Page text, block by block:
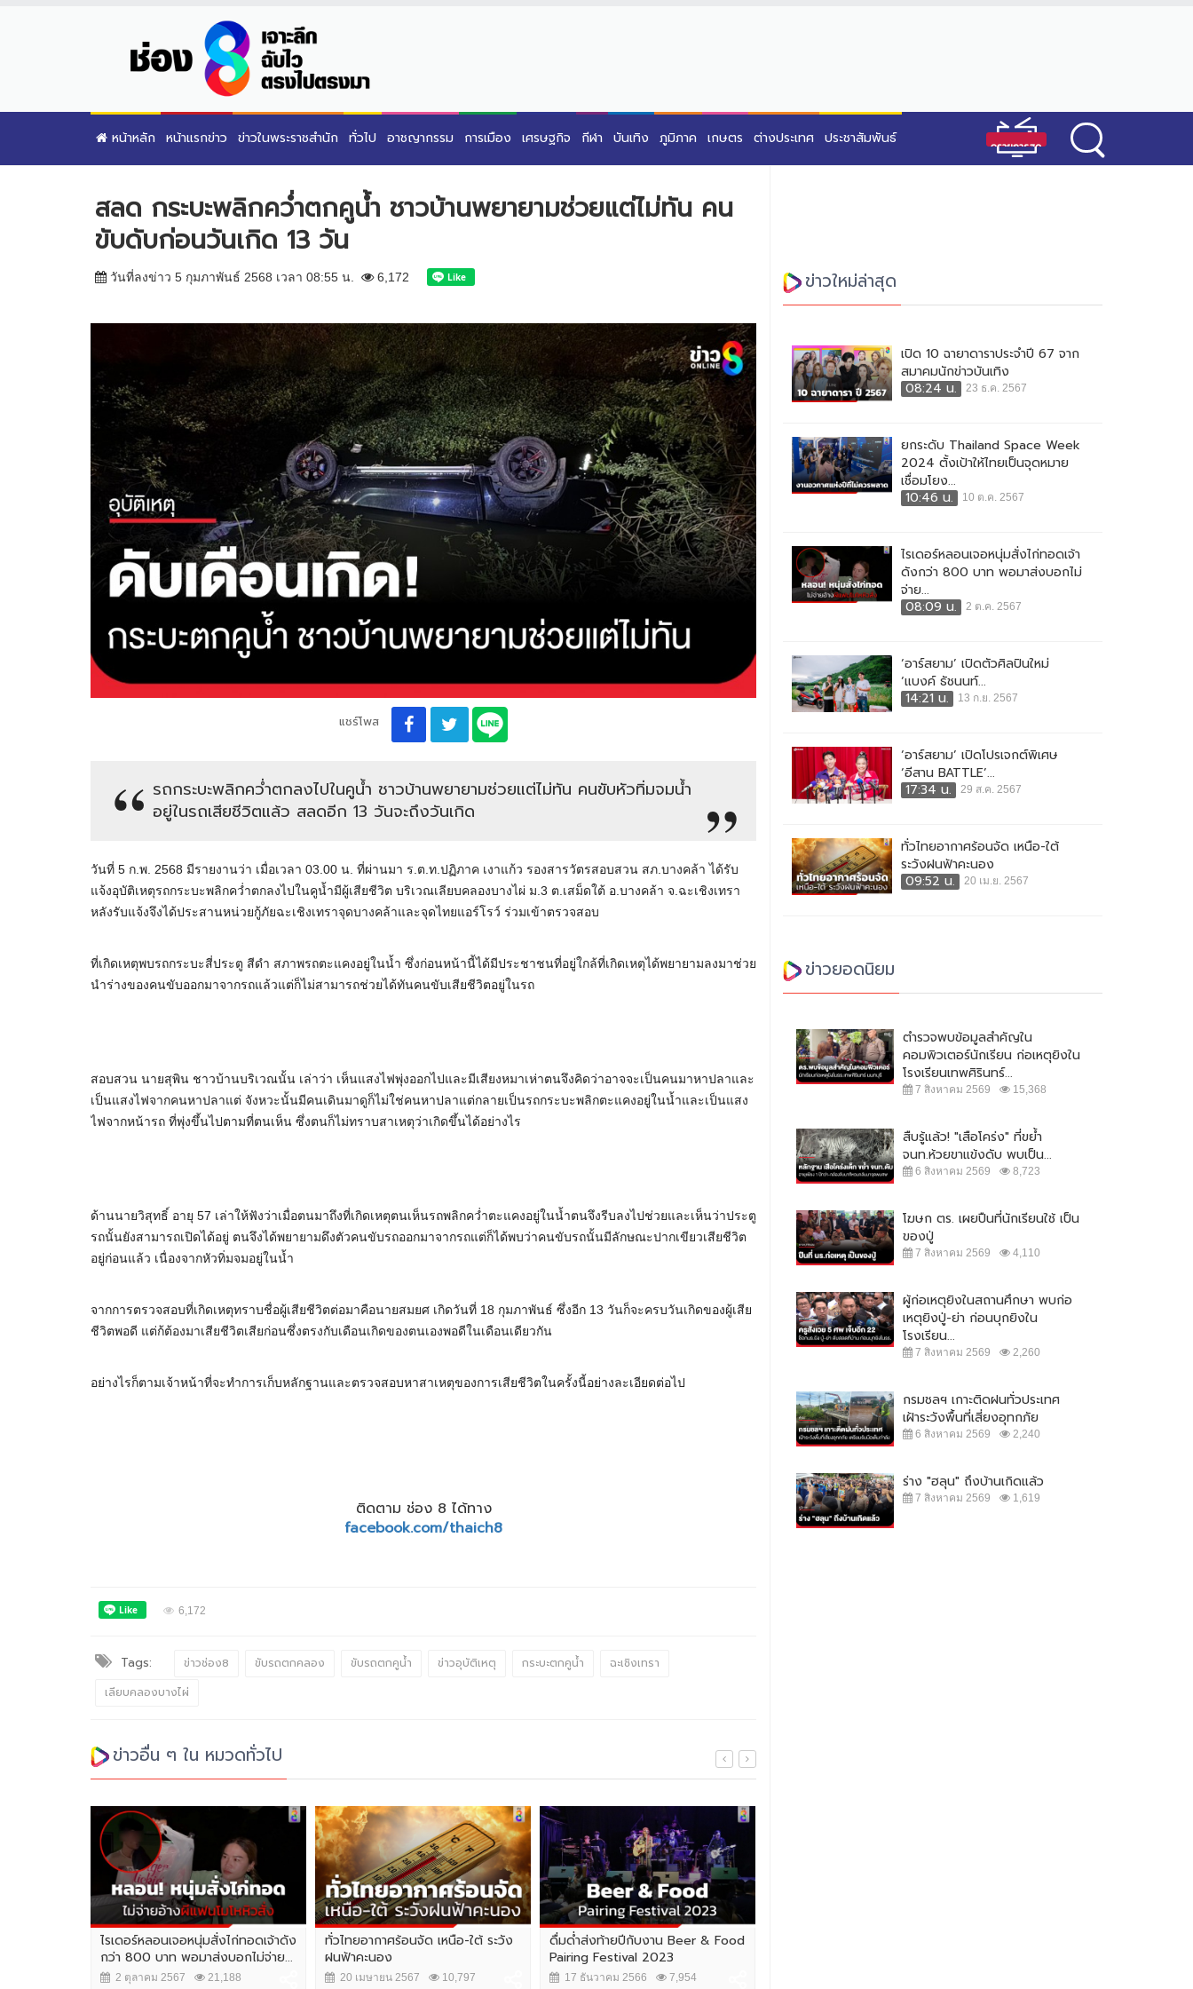
หน้าหลัก หน้าแรกข่าว ข่าวในพระราชสำนัก ทั่วไป อาชญากรรม การเมือง เศรษฐกิจ กีฬา บันเทิง ภูมิภาค เกษตร ต่างประเทศ ประชาสัมพันธ์
สลด กระบะพลิกคว่ำตกคูน้ำ ชาวบ้านพยายามช่วยแต่ไม่ทัน คน
ขับดับก่อนวันเกิด 13 วัน
วันที่ลงข่าว 5 กุมภาพันธ์ 2568 เวลา 08:55 น. 6,172
แชร์โพส
รถกระบะพลิกคว่ำตกลงไปในคูน้ำ ชาวบ้านพยายามช่วยแต่ไม่ทัน คนขับหัวทิ่มจมน้ำ
อยู่ในรถเสียชีวิตแล้ว สลดอีก 13 วันจะถึงวันเกิด
วันที่ 5 ก.พ. 2568 มีรายงานว่า เมื่อเวลา 03.00 น. ที่ผ่านมา ร.ต.ท.ปฏิภาค เงาแก้ว รองสารวัตรสอบสวน สภ.บางคล้า ได้รับ
แจ้งอุบัติเหตุรถกระบะพลิกคว่ำตกลงไปในคูน้ำมีผู้เสียชีวิต บริเวณเลียบคลองบางไผ่ ม.3 ต.เสม็ดใต้ อ.บางคล้า จ.ฉะเชิงเทรา
หลังรับแจ้งจึงได้ประสานหน่วยกู้ภัยฉะเชิงเทราจุดบางคล้าและจุดไทยแอร์โรว์ ร่วมเข้าตรวจสอบ
ที่เกิดเหตุพบรถกระบะสี่ประตู สีดำ สภาพรถตะแคงอยู่ในน้ำ ซึ่งก่อนหน้านี้ได้มีประชาชนที่อยู่ใกล้ที่เกิดเหตุได้พยายามลงมาช่วย
นำร่างของคนขับออกมาจากรถแล้วแต่ก็ไม่สามารถช่วยได้ทันคนขับเสียชีวิตอยู่ในรถ
สอบสวน นายสุพิน ชาวบ้านบริเวณนั้น เล่าว่า เห็นแสงไฟพุ่งออกไปและมีเสียงหมาเห่าตนจึงคิดว่าอาจจะเป็นคนมาหาปลาและ
เป็นแสงไฟจากคนหาปลาแต่ จังหวะนั้นมีคนเดินมาดูก็ไม่ใช่คนหาปลาแต่กลายเป็นรถกระบะพลิกตะแคงอยู่ในน้ำและเป็นแสง
ไฟจากหน้ารถ ที่พุ่งขึ้นไปตามที่ตนเห็น ซึ่งตนก็ไม่ทราบสาเหตุว่าเกิดขึ้นได้อย่างไร
ด้านนายวิสุทธิ์ อายุ 57 เล่าให้ฟังว่าเมื่อตนมาถึงที่เกิดเหตุตนเห็นรถพลิกคว่ำตะแคงอยู่ในน้ำตนจึงรีบลงไปช่วยและเห็นว่าประตู
รถนั้นยังสามารถเปิดได้อยู่ ตนจึงได้พยายามดึงตัวคนขับรถออกมาจากรถแต่ก็ได้พบว่าคนขับรถนั้นมีลักษณะปากเขียวเสียชีวิต
อยู่ก่อนแล้ว เนื่องจากหัวทิ่มจมอยู่ในน้ำ
จากการตรวจสอบที่เกิดเหตุทราบชื่อผู้เสียชีวิตต่อมาคือนายสมยศ เกิดวันที่ 18 กุมภาพันธ์ ซึ่งอีก 13 วันก็จะครบวันเกิดของผู้เสีย
ชีวิตพอดี แต่ก้ต้องมาเสียชีวิตเสียก่อนซึ่งตรงกับเดือนเกิดของตนเองพอดีในเดือนเดียวกัน
อย่างไรก็ตามเจ้าหน้าที่จะทำการเก็บหลักฐานและตรวจสอบหาสาเหตุของการเสียชีวิตในครั้งนี้อย่างละเอียดต่อไป
ติดตาม ช่อง 8 ได้ทาง
facebook.com/thaich8
6,172
Tags: ข่าวช่อง8 ขับรถตกคลอง ขับรถตกคูน้ำ ข่าวอุบัติเหตุ กระบะตกคูน้ำ
ฉะเชิงเทรา
เลียบคลองบางไผ่
ข่าวอื่น ๆ ใน หมวดทั่วไป
ไรเดอร์หลอนเจอหนุ่มสั่งไก่ทอดเจ้าดัง
กว่า 800 บาท พอมาส่งบอกไม่จ่าย...
2 ตุลาคม 2567 21,188
ทั่วไทยอากาศร้อนจัด เหนือ-ใต้ ระวัง
ฝนฟ้าคะนอง
20 เมษายน 2567 10,797
ดื่มด่ำส่งท้ายปีกับงาน Beer & Food
Pairing Festival 2023
17 ธันวาคม 2566 7,954
ข่าวใหม่ล่าสุด
เปิด 10 ฉายาดาราประจำปี 67 จาก
สมาคมนักข่าวบันเทิง
08:24 น.
23 ธ.ค. 2567
ยกระดับ Thailand Space Week
2024 ตั้งเป้าให้ไทยเป็นจุดหมาย
เชื่อมโยง...
10:46 น.
10 ต.ค. 2567
ไรเดอร์หลอนเจอหนุ่มสั่งไก่ทอดเจ้า
ดังกว่า 800 บาท พอมาส่งบอกไม่
จ่าย...
08:09 น.
2 ต.ค. 2567
‘อาร์สยาม’ เปิดตัวศิลปินใหม่
‘แบงค์ ธัชนนท์...
14:21 น.
13 ก.ย. 2567
‘อาร์สยาม’ เปิดโปรเจกต์พิเศษ
‘อีสาน BATTLE’...
17:34 น.
29 ส.ค. 2567
ทั่วไทยอากาศร้อนจัด เหนือ-ใต้
ระวังฝนฟ้าคะนอง
09:52 น.
20 เม.ย. 2567
ข่าวยอดนิยม
ตำรวจพบข้อมูลสำคัญใน
คอมพิวเตอร์นักเรียน ก่อเหตุยิงใน
โรงเรียนเทพศิรินทร์...
7 สิงหาคม 2569 15,368
สืบรู้แล้ว! "เสือโคร่ง" ที่ขย้ำ
จนท.ห้วยขาแข้งดับ พบเป็น...
6 สิงหาคม 2569 8,723
โฆษก ตร. เผยปืนที่นักเรียนใช้ เป็น
ของปู่
7 สิงหาคม 2569 4,110
ผู้ก่อเหตุยิงในสถานศึกษา พบก่อ
เหตุยิงปู่-ย่า ก่อนบุกยิงใน
โรงเรียน...
7 สิงหาคม 2569 2,260
กรมชลฯ เกาะติดฝนทั่วประเทศ
เฝ้าระวังพื้นที่เสี่ยงอุทกภัย
6 สิงหาคม 2569 2,240
ร่าง "ฮลุน" ถึงบ้านเกิดแล้ว
7 สิงหาคม 2569 1,619